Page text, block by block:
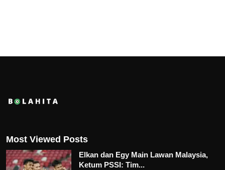
Most Viewed Posts
Elkan dan Egy Main Lawan Malaysia,
Ketum PSSI: Tim...